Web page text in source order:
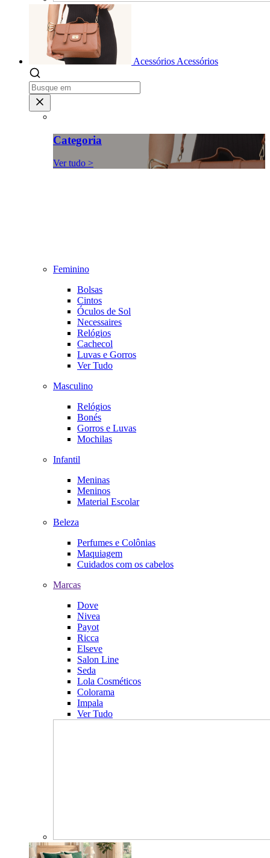
Acessórios Acessórios
Categoria
Ver tudo >
Feminino
Bolsas
Cintos
Óculos de Sol
Necessaires
Relógios
Cachecol
Luvas e Gorros
Ver Tudo
Masculino
Relógios
Bonés
Gorros e Luvas
Mochilas
Infantil
Meninas
Meninos
Material Escolar
Beleza
Perfumes e Colônias
Maquiagem
Cuidados com os cabelos
Marcas
Dove
Nivea
Payot
Ricca
Elseve
Salon Line
Seda
Lola Cosméticos
Colorama
Impala
Ver Tudo